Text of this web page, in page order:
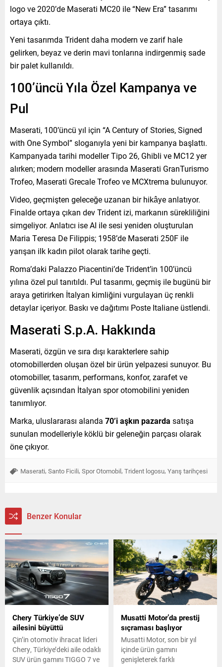
logo ve 2020’de Maserati MC20 ile “New Era” tasarımı
ortaya çıktı.
Yeni tasarımda Trident daha modern ve zarif hale
gelirken, beyaz ve derin mavi tonlarına indirgenmiş sade
bir palet kullanıldı.
100’üncü Yıla Özel Kampanya ve
Pul
Maserati, 100’üncü yıl için “A Century of Stories, Signed
with One Symbol” sloganıyla yeni bir kampanya başlattı.
Kampanyada tarihi modeller Tipo 26, Ghibli ve MC12 yer
alırken; modern modeller arasında Maserati GranTurismo
Trofeo, Maserati Grecale Trofeo ve MCXtrema bulunuyor.
Video, geçmişten geleceğe uzanan bir hikâye anlatıyor.
Finalde ortaya çıkan dev Trident izi, markanın sürekliliğini
simgeliyor. Anlatıcı ise AI ile sesi yeniden oluşturulan
Maria Teresa De Filippis; 1958’de Maserati 250F ile
yarışan ilk kadın pilot olarak tarihe geçti.
Roma’daki Palazzo Piacentini’de Trident’in 100’üncü
yılına özel pul tanıtıldı. Pul tasarımı, geçmiş ile bugünü bir
araya getirirken İtalyan kimliğini vurgulayan üç renkli
detaylar içeriyor. Baskı ve dağıtımı Poste Italiane üstlendi.
Maserati S.p.A. Hakkında
Maserati, özgün ve sıra dışı karakterlere sahip
otomobillerden oluşan özel bir ürün yelpazesi sunuyor. Bu
otomobiller, tasarım, performans, konfor, zarafet ve
güvenlik açısından İtalyan spor otomobilini yeniden
tanımlıyor.
Marka, uluslararası alanda 70’i aşkın pazarda satışa
sunulan modelleriyle köklü bir geleneğin parçası olarak
öne çıkıyor.
Maserati, Santo Ficili, Spor Otomobil, Trident logosu, Yarış tarihçesi
Benzer Konular
Chery Türkiye’de SUV
ailesini büyüttü
Çin’in otomotiv ihracat lideri
Chery, Türkiye’deki aile odaklı
SUV ürün gamını TIGGO 7 ve
Musatti Motor’da prestij
sıçraması başlıyor
Musatti Motor, son bir yıl
içinde ürün gamını
genişleterek farklı